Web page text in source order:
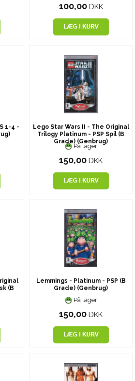
100,00 DKK
1-4 -
Lego Star Wars II - The Original
Trilogy Platinum - PSP Spil (B
Grade) (Genbrug)
På lager
150,00 DKK
(B
Lemmings - Platinum - PSP (B
Grade) (Genbrug)
På lager
150,00 DKK